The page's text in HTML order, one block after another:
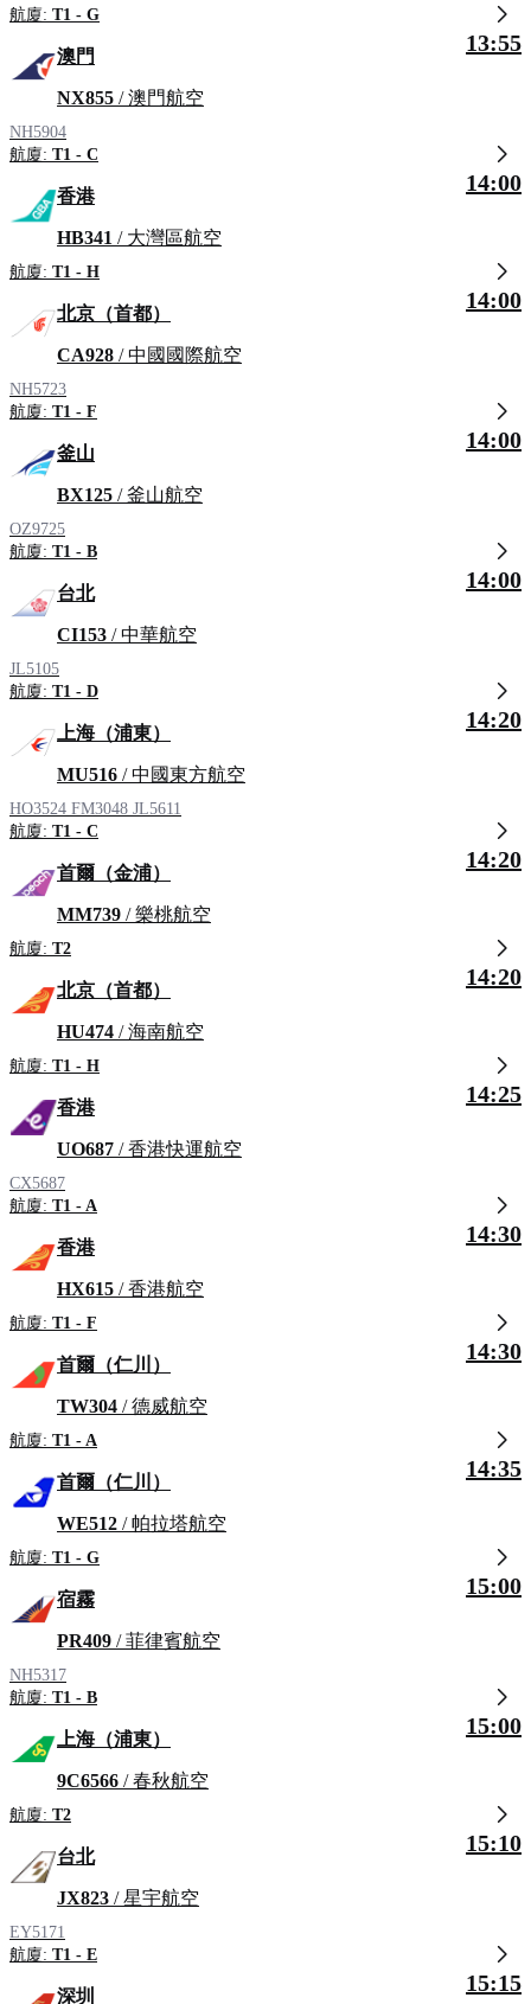
航廈: T1 - G
澳門
NX855 / 澳門航空
NH5904
航廈: T1 - C
13:55
香港
HB341 / 大灣區航空
航廈: T1 - H
14:00
北京（首都）
CA928 / 中國國際航空
NH5723
航廈: T1 - F
14:00
釜山
BX125 / 釜山航空
OZ9725
航廈: T1 - B
14:00
台北
CI153 / 中華航空
JL5105
航廈: T1 - D
14:00
上海（浦東）
MU516 / 中國東方航空
HO3524 FM3048 JL5611
航廈: T1 - C
14:20
首爾（金浦）
MM739 / 樂桃航空
航廈: T2
14:20
北京（首都）
HU474 / 海南航空
航廈: T1 - H
14:20
香港
UO687 / 香港快運航空
CX5687
航廈: T1 - A
14:25
香港
HX615 / 香港航空
航廈: T1 - F
14:30
首爾（仁川）
TW304 / 德威航空
航廈: T1 - A
14:30
首爾（仁川）
WE512 / 帕拉塔航空
航廈: T1 - G
14:35
宿霧
PR409 / 菲律賓航空
NH5317
航廈: T1 - B
15:00
上海（浦東）
9C6566 / 春秋航空
航廈: T2
15:00
台北
JX823 / 星宇航空
EY5171
航廈: T1 - E
15:10
深圳
15:15